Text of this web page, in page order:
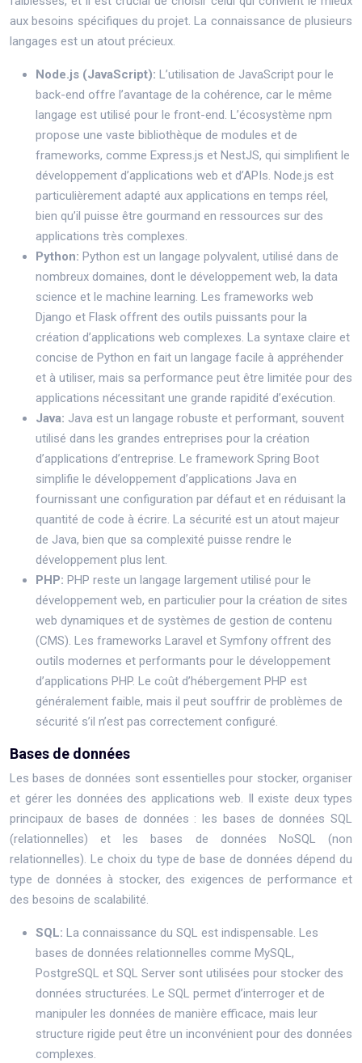
aux besoins spécifiques du projet. La connaissance de plusieurs
langages est un atout précieux.
Node.js (JavaScript): L’utilisation de JavaScript pour le
back-end offre l’avantage de la cohérence, car le même
langage est utilisé pour le front-end. L’écosystème npm
propose une vaste bibliothèque de modules et de
frameworks, comme Express.js et NestJS, qui simplifient le
développement d’applications web et d’APIs. Node.js est
particulièrement adapté aux applications en temps réel,
bien qu’il puisse être gourmand en ressources sur des
applications très complexes.
Python: Python est un langage polyvalent, utilisé dans de
nombreux domaines, dont le développement web, la data
science et le machine learning. Les frameworks web
Django et Flask offrent des outils puissants pour la
création d’applications web complexes. La syntaxe claire et
concise de Python en fait un langage facile à appréhender
et à utiliser, mais sa performance peut être limitée pour des
applications nécessitant une grande rapidité d’exécution.
Java: Java est un langage robuste et performant, souvent
utilisé dans les grandes entreprises pour la création
d’applications d’entreprise. Le framework Spring Boot
simplifie le développement d’applications Java en
fournissant une configuration par défaut et en réduisant la
quantité de code à écrire. La sécurité est un atout majeur
de Java, bien que sa complexité puisse rendre le
développement plus lent.
PHP: PHP reste un langage largement utilisé pour le
développement web, en particulier pour la création de sites
web dynamiques et de systèmes de gestion de contenu
(CMS). Les frameworks Laravel et Symfony offrent des
outils modernes et performants pour le développement
d’applications PHP. Le coût d’hébergement PHP est
généralement faible, mais il peut souffrir de problèmes de
sécurité s’il n’est pas correctement configuré.
Bases de données
Les bases de données sont essentielles pour stocker, organiser
et gérer les données des applications web. Il existe deux types
principaux de bases de données : les bases de données SQL
(relationnelles) et les bases de données NoSQL (non
relationnelles). Le choix du type de base de données dépend du
type de données à stocker, des exigences de performance et
des besoins de scalabilité.
SQL: La connaissance du SQL est indispensable. Les
bases de données relationnelles comme MySQL,
PostgreSQL et SQL Server sont utilisées pour stocker des
données structurées. Le SQL permet d’interroger et de
manipuler les données de manière efficace, mais leur
structure rigide peut être un inconvénient pour des données
complexes.